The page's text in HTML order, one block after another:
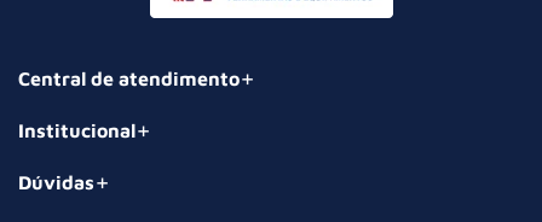
Central de atendimento
Institucional
Dúvidas